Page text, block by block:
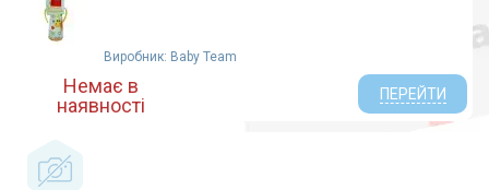
Виробник: Baby Team
Немає в
наявності
ПЕРЕЙТИ